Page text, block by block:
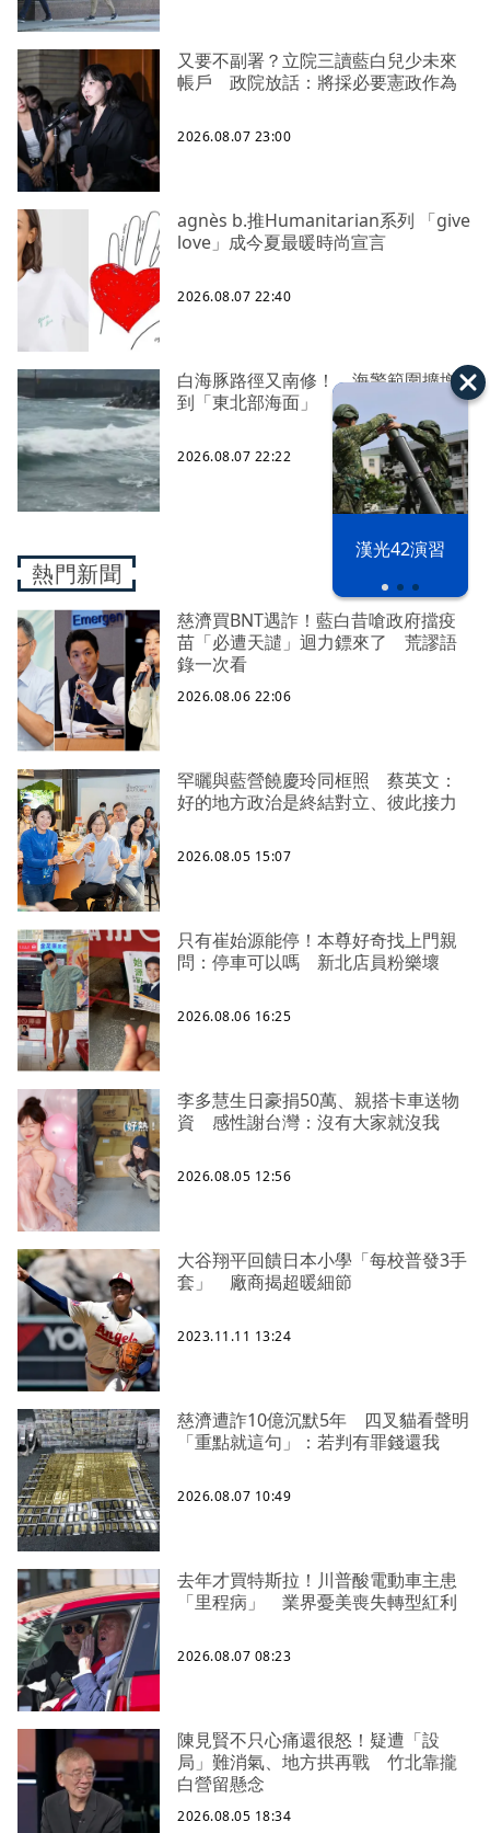
漢光42演習
又要不副署？立院三讀藍白兒少未來
帳戶 政院放話：將採必要憲政作為
2026.08.07 23:00
agnès b.推Humanitarian系列 「give
love」成今夏最暖時尚宣言
2026.08.07 22:40
白海豚路徑又南修！ 海警範圍擴增
到「東北部海面」
2026.08.07 22:22
熱門新聞
慈濟買BNT遇詐！藍白昔嗆政府擋疫
苗「必遭天譴」迴力鏢來了 荒謬語
錄一次看
2026.08.06 22:06
罕曬與藍營饒慶玲同框照 蔡英文：
好的地方政治是終結對立、彼此接力
2026.08.05 15:07
只有崔始源能停！本尊好奇找上門親
問：停車可以嗎 新北店員粉樂壞
2026.08.06 16:25
李多慧生日豪捐50萬、親搭卡車送物
資 感性謝台灣：沒有大家就沒我
2026.08.05 12:56
大谷翔平回饋日本小學「每校普發3手
套」 廠商揭超暖細節
2023.11.11 13:24
慈濟遭詐10億沉默5年 四叉貓看聲明
「重點就這句」：若判有罪錢還我
2026.08.07 10:49
去年才買特斯拉！川普酸電動車主患
「里程病」 業界憂美喪失轉型紅利
2026.08.07 08:23
陳見賢不只心痛還很怒！疑遭「設
局」難消氣、地方拱再戰 竹北靠攏
白營留懸念
2026.08.05 18:34